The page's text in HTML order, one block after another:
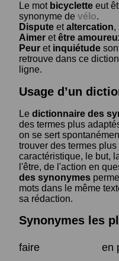
Le mot bicyclette eut
synonyme de vélo.
Dispute etaltercation,
Aimer etêtre
Peur et inquiétude
retrouve dans ce
ligne.
Usage d’un
Le dictionnaire des
des termes plus
on se sert
trouver des termes
caractéristique, le but,
l'être, de l'action en
des synonymes
mots dans le même
sa rédaction.
Synonymes les
faire
en